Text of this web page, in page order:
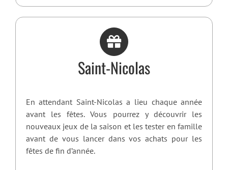
Saint-Nicolas
En attendant Saint-Nicolas a lieu chaque année
avant les fêtes. Vous pourrez y découvrir les
nouveaux jeux de la saison et les tester en famille
avant de vous lancer dans vos achats pour les
fêtes de fin d’année.